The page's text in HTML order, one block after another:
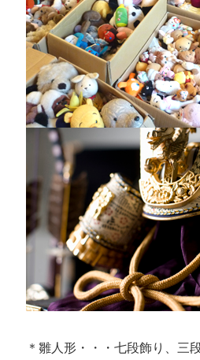
＊雛人形・・・七段飾り、三